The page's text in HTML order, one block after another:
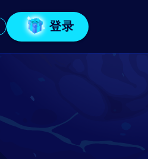
登录